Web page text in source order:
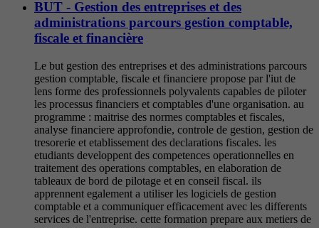
BUT - Gestion des entreprises et des
administrations parcours gestion comptable,
fiscale et financière
Le but gestion des entreprises et des administrations parcours
gestion comptable, fiscale et financiere propose par l'iut de
lens forme des professionnels polyvalents capables de piloter
les processus financiers et comptables d'une organisation. au
programme : maitrise des normes comptables et fiscales,
analyse financiere approfondie, controle de gestion, gestion de
tresorerie et etablissement des declarations fiscales. les
etudiants developpent des competences operationnelles en
traitement des operations comptables, en elaboration de
tableaux de bord de pilotage et en conseil fiscal. ils
apprennent egalement a utiliser les logiciels de gestion
comptable et a communiquer efficacement avec les differents
services de l'entreprise. cette formation prepare aux metiers de